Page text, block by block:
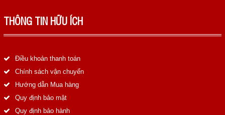
THÔNG TIN HỮU ÍCH
Điều khoản thanh toán
Chính sách vận chuyển
Hướng dẫn Mua hàng
Quy định bảo mật
Quy định bảo hành